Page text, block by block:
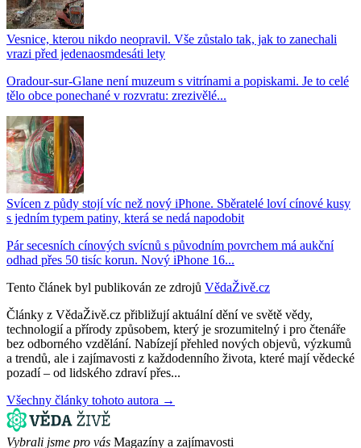
Vesnice, kterou nikdo neopravil. Vše zůstalo tak, jak to zanechali
vrazi před jedenaosmdesáti lety
Oradour-sur-Glane není muzeum s vitrínami a popiskami. Je to celé
tělo obce ponechané v rozvratu: zrezivělé...
Svícen z půdy stojí víc než nový iPhone. Sběratelé loví cínové kusy
s jedním typem patiny, která se nedá napodobit
Pár secesních cínových svícnů s původním povrchem má aukční
odhad přes 50 tisíc korun. Nový iPhone 16...
Tento článek byl publikován ze zdrojů VědaŽivě.cz
Články z VědaŽivě.cz přibližují aktuální dění ve světě vědy,
technologií a přírody způsobem, který je srozumitelný i pro čtenáře
bez odborného vzdělání. Nabízejí přehled nových objevů, výzkumů
a trendů, ale i zajímavosti z každodenního života, které mají vědecké
pozadí – od lidského zdraví přes...
Všechny články tohoto autora →
Vybrali jsme pro vás Magazíny a zajímavosti